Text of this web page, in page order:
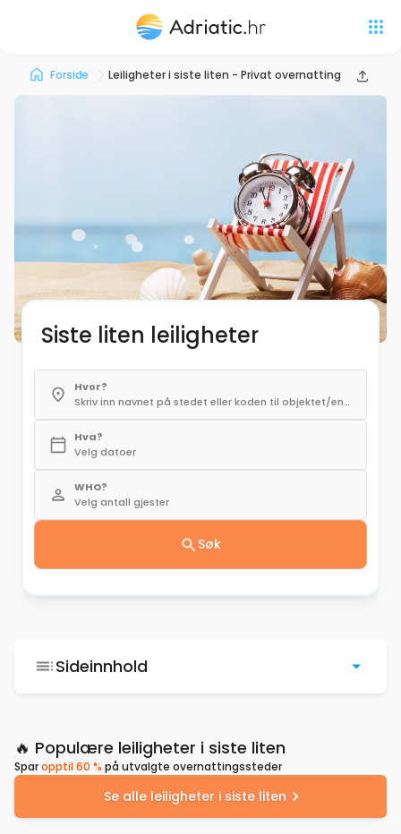
Forside Leiligheter i siste liten - Privat overnatting
Siste liten leiligheter
Hvor?
Skriv inn navnet på stedet eller koden til objektet/enheten
Hva?
Velg datoer
WHO?
Velg antall gjester
Søk
Sideinnhold
🔥 Populære leiligheter i siste liten
Sparopptil 60 % på utvalgte overnattingssteder
Se alle leiligheter i siste liten